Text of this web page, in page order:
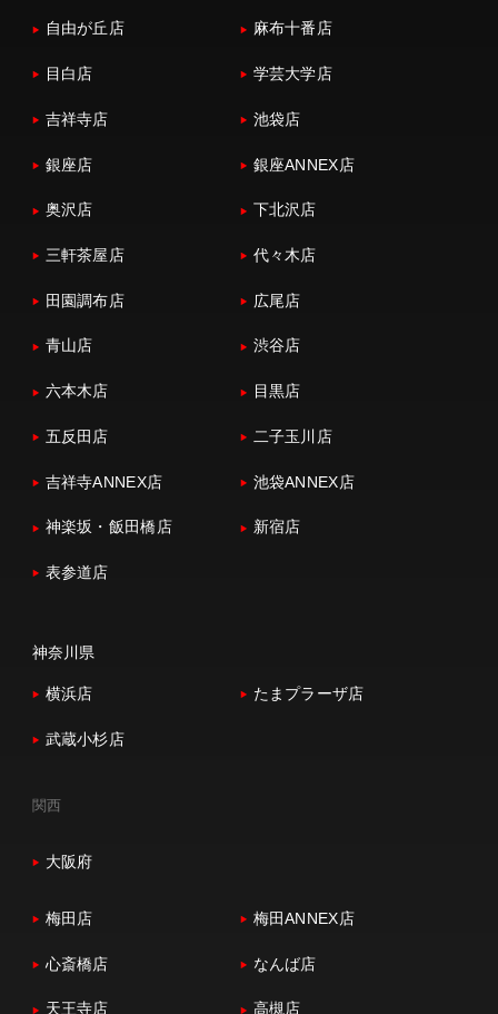
自由が丘店 麻布十番店
目白店 学芸大学店
吉祥寺店 池袋店
銀座店 銀座ANNEX店
奥沢店 下北沢店
三軒茶屋店 代々木店
田園調布店 広尾店
青山店 渋谷店
六本木店 目黒店
五反田店 二子玉川店
吉祥寺ANNEX店 池袋ANNEX店
神楽坂・飯田橋店 新宿店
表参道店
神奈川県
横浜店 たまプラーザ店
武蔵小杉店
関西
大阪府
梅田店 梅田ANNEX店
心斎橋店 なんば店
天王寺店 高槻店